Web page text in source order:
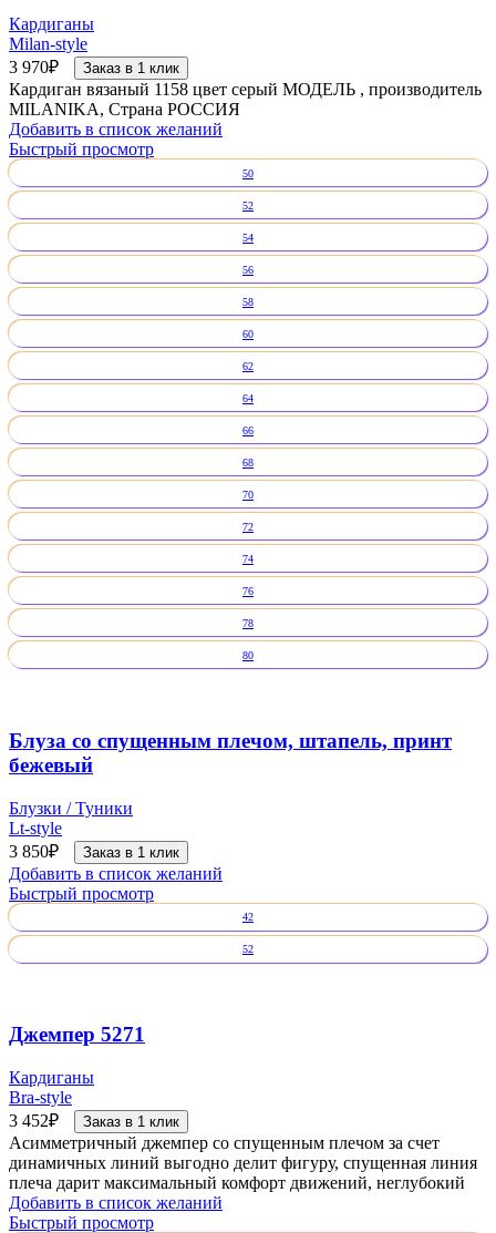
Кардиганы
Milan-style
3 970₽ Заказ в 1 клик
Кардиган вязаный 1158 цвет серый МОДЕЛЬ , производитель
MILANIKA, Страна РОССИЯ
Добавить в список желаний
Быстрый просмотр
50
52
54
56
58
60
62
64
66
68
70
72
74
76
78
80
Блуза со спущенным плечом, штапель, принт
бежевый
Блузки / Туники
Lt-style
3 850₽ Заказ в 1 клик
Добавить в список желаний
Быстрый просмотр
42
52
Джемпер 5271
Кардиганы
Bra-style
3 452₽ Заказ в 1 клик
Асимметричный джемпер со спущенным плечом за счет
динамичных линий выгодно делит фигуру, спущенная линия
плеча дарит максимальный комфорт движений, неглубокий
Добавить в список желаний
Быстрый просмотр